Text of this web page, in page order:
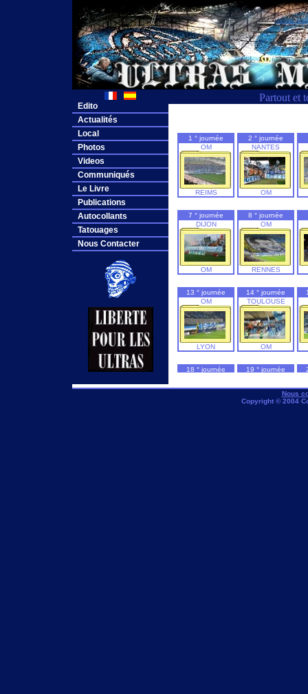
Partout et
Edito
Actualités
Local
Photos
Videos
Communiqués
Le Livre
Publications
Autocollants
Tatouages
Nous Contacter
1 ° journée
OM
REIMS
2 ° journée
NANTES
OM
7 ° journée
DIJON
OM
8 ° journée
OM
RENNES
13 ° journée
OM
LYON
14 ° journée
TOULOUSE
OM
18 ° journée
19 ° journée
Nous
Copyright © 2004